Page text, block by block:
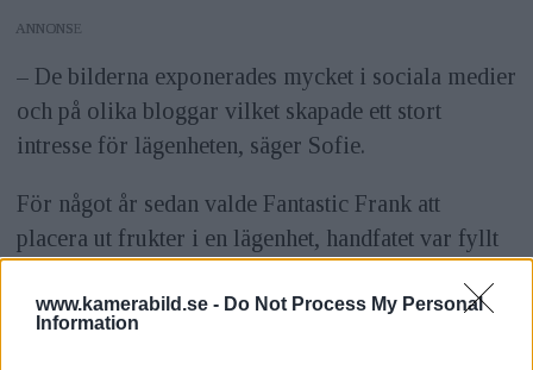
www.kamerabild.se - Do Not Process My Personal
Information
ANNONS
– De bilderna exponerades mycket i sociala medier
och på olika bloggar vilket skapade ett stort
intresse för lägenheten, säger Sofie.
För något år sedan valde Fantastic Frank att
placera ut frukter i en lägenhet, handfatet var fyllt
uppställda. Det var bilder som också blev väldigt